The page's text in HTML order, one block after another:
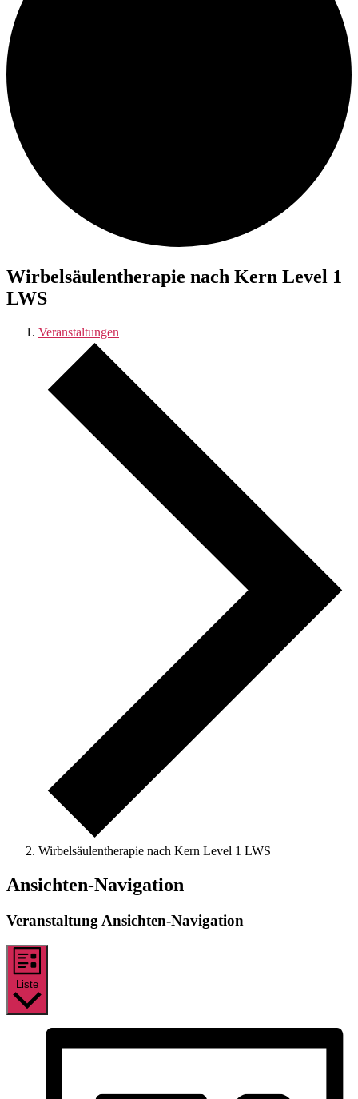
Wirbelsäulentherapie nach Kern Level 1
LWS
Veranstaltungen
Wirbelsäulentherapie nach Kern Level 1 LWS
Veranstaltungen
Ansichten-Navigation
Veranstaltung Ansichten-Navigation
Liste